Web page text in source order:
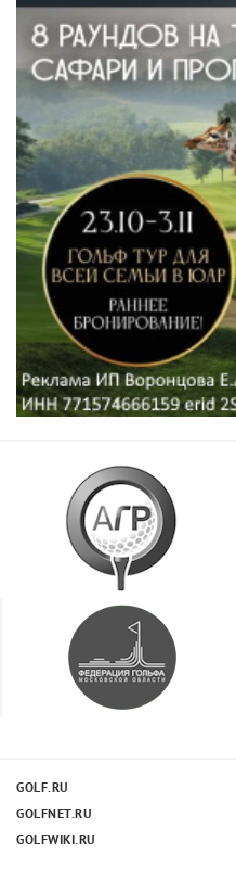
GOLF.RU
GOLFNET.RU
GOLFWIKI.RU